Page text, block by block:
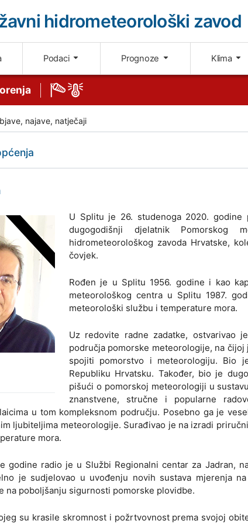
hidrometeorološki zavod
Podaci Prognoze Klima
najave, natječaji
U Splitu je 26. studenoga 2020. godine
dugogodišnji djelatnik Pomorskog
hidrometeorološkog zavoda Hrvatske,
čovjek.
Rođen je u Splitu 1956. godine i kao
meteorološkog centra u Splitu 1987.
meteorološki službu i temperature mora.
Uz redovite radne zadatke, ostvarivao
područja pomorske meteorologije, na
spojiti pomorstvo i meteorologiju. Bio
Republiku Hrvatsku. Također, bio je
pišući o pomorskoj meteorologiji u
znanstvene, stručne i popularne
u tom kompleksnom području. Posebno ga je
ljubiteljima meteorologije. Surađivao je na izradi
mora.
godine radio je u Službi Regionalni centar za Jadran,
je sudjelovao u uvođenju novih sustava mjerenja
na poboljšanju sigurnosti pomorske plovidbe.
su krasile skromnost i požrtvovnost prema svojoj